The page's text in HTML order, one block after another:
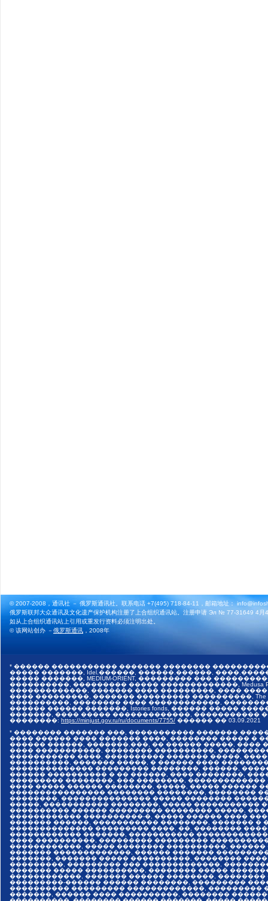
© 2007-2008，通讯社 － 俄罗斯通讯社。联系电话 +7(495) 718-84-11，邮箱地址：
俄罗斯联邦大众通讯及文化遗产保护机构注册了上合组织通讯站。注册申请 Эл № 77-31649 4月
如从上合组织通讯站上引用或重发行资料必须注明出处。
© 该网站创办 －俄罗斯通讯 ，2008年
* ������ ����������� ������� ��������
����� �������, Idel.������, ������.������,
����� �������, MEDIUM-ORIENT, ��������� ���
����������, ��������� ����� �������������, Medusa
�������������, ������� ���� ���������, ����
���� ���������, ������� ��������� ����������,
����������, �������� ���� ������������,
������ ������ �������, Istories fonds, ������ �����
�������, ���� ����� �������������, �����������
��������: https://minjust.gov.ru/ru/documents/7755/ ������ �� 03.09.2021
* �������� ������� ���, ����������� �������
���� ������ ���� ������� ����, �������� ����� �
������ ������, �������.���, �� ������ �����,
���� �����������, �������� ����������,
����������� ����, ���������� ������� �����,
����������, ������� �����, � ������ ����
�������������� ��������� ��������, ������,
������ ���������� � �� ������, ���� ��������,
��������� ��������, ��� ��������,
���� ����� ������ ��������, �����, ����� ������
���������������� �������� ��������, ��������
��������, ��������������� ����� ��������
�����, ����������� ��������, ����� �����������
���������� ������ ��������� �������� �����,
������������ ����������-�, ����� ������ ����
������� ������, ����������� ��������, �������
�������������� ��������� ����. ��, ��������
������������ �������, �����������
���� ����������, ��������� ���������
������������, ����� �������� ����������,
������� �������������, ������ �������
�������, ������� ����� ����������, ��������
���������, ��������� ��� �������������,
������� ����� ����������, �������� �����
������������, ������� ������ ��������,
���������-������ ������ ��������, ���������
���������� ��������� �������������, ���������
�������, ������ ���� ����������, ��������